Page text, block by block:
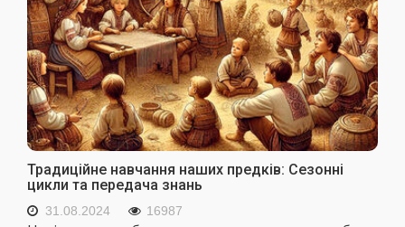
Традиційне навчання наших предків: Сезонні
цикли та передача знань
31.08.2024 16987